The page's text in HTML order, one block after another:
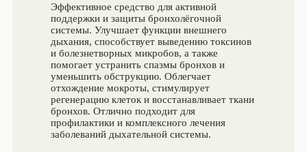
Эффективное средство для активной
поддержки и защиты бронхолёгочной
системы. Улучшает функции внешнего
дыхания, способствует выведению токсинов
и болезнетворных микробов, а также
помогает устранить спазмы бронхов и
уменьшить обструкцию. Облегчает
отхождение мокроты, стимулирует
регенерацию клеток и восстанавливает ткани
бронхов. Отлично подходит для
профилактики и комплексного лечения
заболеваний дыхательной системы.